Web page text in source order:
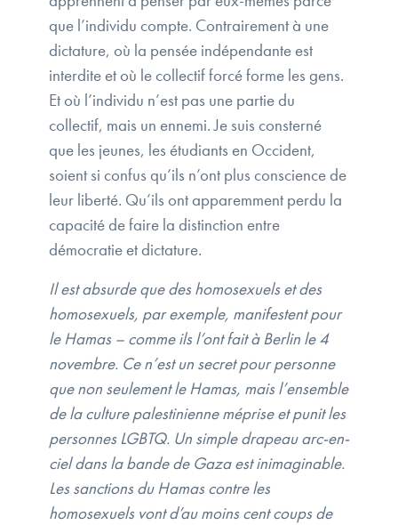
que l’individu compte. Contrairement à une
dictature, où la pensée indépendante est
interdite et où le collectif forcé forme les gens.
Et où l’individu n’est pas une partie du
collectif, mais un ennemi. Je suis consterné
que les jeunes, les étudiants en Occident,
soient si confus qu’ils n’ont plus conscience de
leur liberté. Qu’ils ont apparemment perdu la
capacité de faire la distinction entre
démocratie et dictature.
Il est absurde que des homosexuels et des
homosexuels, par exemple, manifestent pour
le Hamas – comme ils l’ont fait à Berlin le 4
novembre. Ce n’est un secret pour personne
que non seulement le Hamas, mais l’ensemble
de la culture palestinienne méprise et punit les
personnes LGBTQ. Un simple drapeau arc-en-
ciel dans la bande de Gaza est inimaginable.
Les sanctions du Hamas contre les
homosexuels vont d’au moins cent coups de